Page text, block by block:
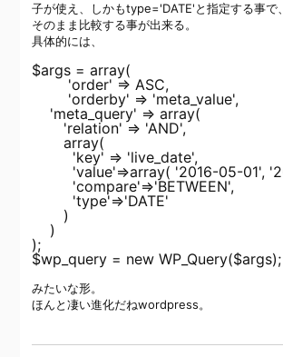
子が使え、しかもtype='DATE'と指定する事
そのまま比較する事が出来る。
具体的には、
$args = array(
	'order' => ASC,
    'meta_query' => array(
       'relation' => 'AND',
       array(
         'key' => 'live_date',
'value'=>array( '2016-05-
         'compare'=>'BETWEEN',
       )
    )
);
$wp_query = new WP_Query($args);
みたいな形。
ほんと凄い進化だねwordpress。